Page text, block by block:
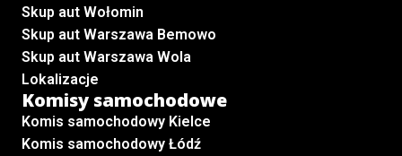
Skup aut Wołomin
Skup aut Warszawa Bemowo
Skup aut Warszawa Wola
Lokalizacje
Komisy samochodowe
Komis samochodowy Kielce
Komis samochodowy Łódź